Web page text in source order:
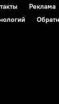
Реклама